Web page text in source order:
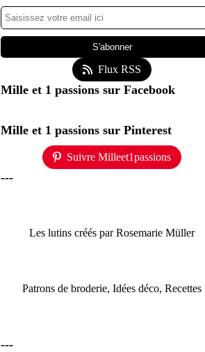
Flux RSS
Mille et 1 passions sur Facebook
Mille et 1 passions sur Pinterest
Suivre Milleet1passions
---
Les lutins créés par Rosemarie Müller
Patrons de broderie, Idées déco, Recettes
---